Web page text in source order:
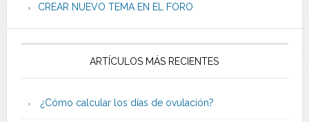
CREAR NUEVO TEMA EN EL FORO
ARTÍCULOS MÁS RECIENTES
¿Cómo calcular los días de ovulación?